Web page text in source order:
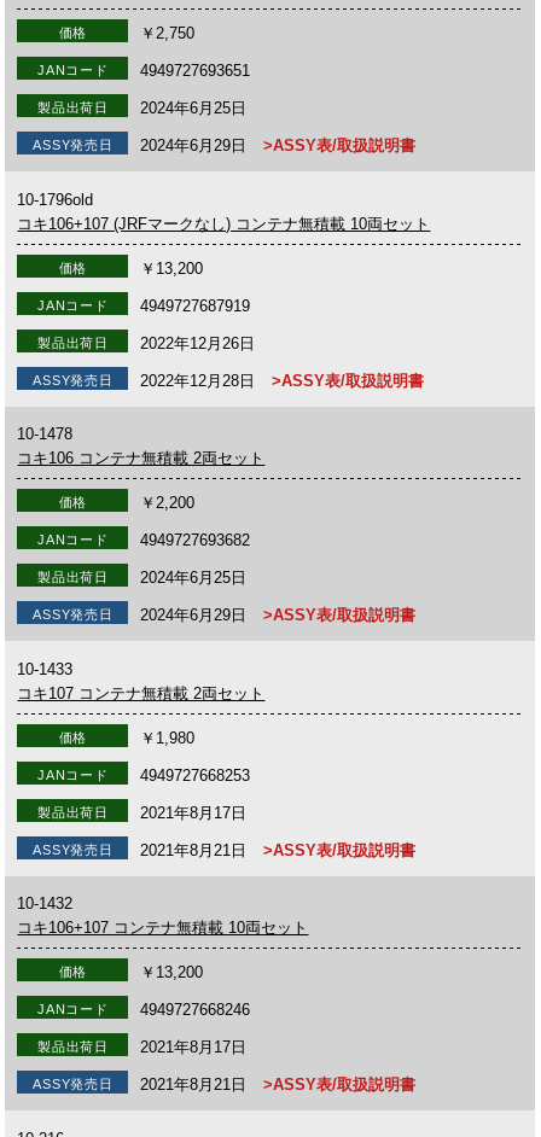
価格 ￥2,750
JANコード 4949727693651
製品出荷日 2024年6月25日
ASSY発売日 2024年6月29日 >ASSY表/取扱説明書
10-1796old
コキ106+107 (JRFマークなし) コンテナ無積載 10両セット
価格 ￥13,200
JANコード 4949727687919
製品出荷日 2022年12月26日
ASSY発売日 2022年12月28日 >ASSY表/取扱説明書
10-1478
コキ106 コンテナ無積載 2両セット
価格 ￥2,200
JANコード 4949727693682
製品出荷日 2024年6月25日
ASSY発売日 2024年6月29日 >ASSY表/取扱説明書
10-1433
コキ107 コンテナ無積載 2両セット
価格 ￥1,980
JANコード 4949727668253
製品出荷日 2021年8月17日
ASSY発売日 2021年8月21日 >ASSY表/取扱説明書
10-1432
コキ106+107 コンテナ無積載 10両セット
価格 ￥13,200
JANコード 4949727668246
製品出荷日 2021年8月17日
ASSY発売日 2021年8月21日 >ASSY表/取扱説明書